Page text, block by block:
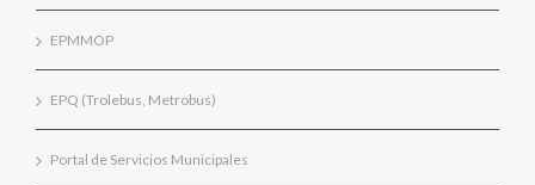
EPMMOP
EPQ (Trolebus, Metrobus)
Portal de Servicios Municipales